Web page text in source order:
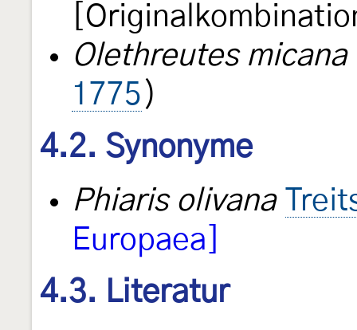
Olethreutes micana
1775 )
4.2. Synonyme
Phiaris olivana
Europaea]
4.3. Literatur